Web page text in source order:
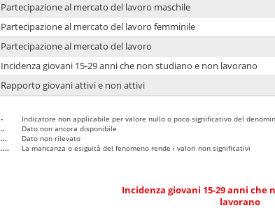
Partecipazione al mercato del lavoro maschile
Partecipazione al mercato del lavoro femminile
Partecipazione al mercato del lavoro
Incidenza giovani 15-29 anni che non studiano e non lavorano
Rapporto giovani attivi e non attivi
-
Indicatore non applicabile per valore nullo o poco significativo del
..
Dato non ancora disponibile
...
Dato non rilevato
....
La mancanza o esiguità del fenomeno rende i valori non significativi
Incidenza giovani 15-29 anni che
lavorano